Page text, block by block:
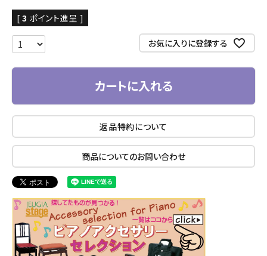
[ 3 ポイント進呈 ]
お気に入りに登録する
カートに入れる
返品特約について
商品についてのお問い合わせ